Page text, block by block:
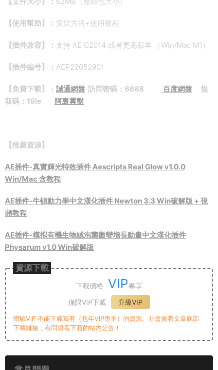
【使用幫助】： 安裝方法+使用教程
【插件兼容】： 支持 AE C2014 或者更高版本 （Win/Mac M1）
【插件編号】： AEP22052901
【免費下載】： 誠通網盤 訪問密碼：6688 百度網盤 提
取碼：19le
阿裏雲盤
【推薦資源】
AE插件-真實輝光特效插件 Aescripts Real Glow v1.0.0
Win/Mac 含教程
AE插件-牛頓動力學中文漢化插件 Newton 3.3 Win破解版 + 視
頻教程
AE插件-模拟有機生物絨泡菌黴變增長動畫中文漢化插件
Physarum v1.0 Win破解版
資源下載
下載價格 VIP專享
僅限VIP下載
升級VIP
體驗VIP 不能下載寫有（包年VIP專享）的資源。非會員看文章底部
下載鏈接，有問題看下面的站内公告！